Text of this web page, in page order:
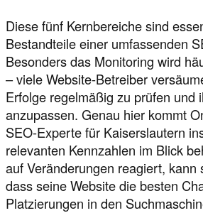
Diese fünf Kernbereiche sind
Bestandteile einer umfassenden
Besonders das Monitoring wird
– viele Website-Betreiber
Erfolge regelmäßig zu prüfen und
anzupassen. Genau hier kommt
SEO-Experte für Kaiserslautern
relevanten Kennzahlen im Blick
auf Veränderungen reagiert, kann
dass seine Website die besten
Platzierungen in den